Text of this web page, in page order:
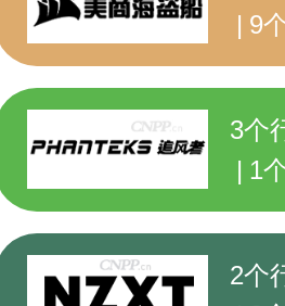
9
专
3个
1
行
2个